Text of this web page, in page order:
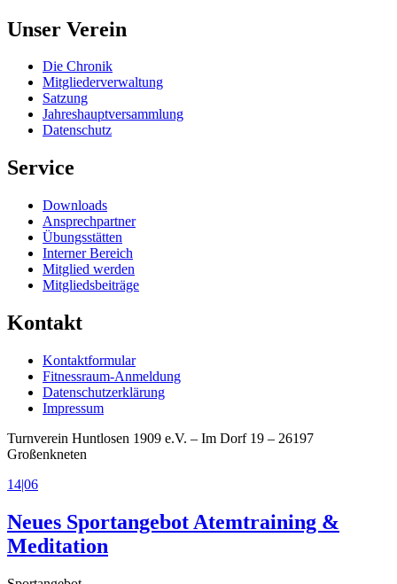
Unser Verein
Die Chronik
Mitgliederverwaltung
Satzung
Jahreshauptversammlung
Datenschutz
Service
Downloads
Ansprechpartner
Übungsstätten
Interner Bereich
Mitglied werden
Mitgliedsbeiträge
Kontakt
Kontaktformular
Fitnessraum-Anmeldung
Datenschutzerklärung
Impressum
Turnverein Huntlosen 1909 e.V. – Im Dorf 19 – 26197
Großenkneten
14|06
Neues Sportangebot Atemtraining &
Meditation